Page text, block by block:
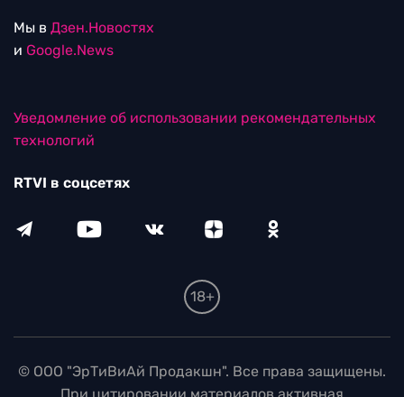
Мы в Дзен.Новостях
и Google.News
Уведомление об использовании рекомендательных
технологий
RTVI в соцсетях
18+
© ООО "ЭрТиВиАй Продакшн". Все права защищены.